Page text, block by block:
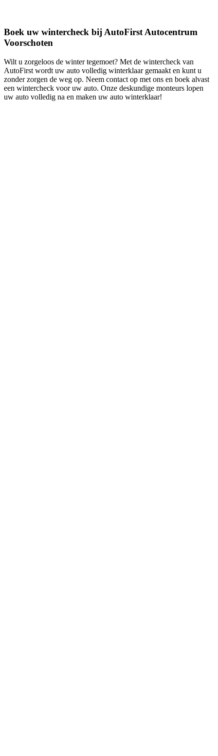
Boek uw wintercheck bij AutoFirst Autocentrum
Voorschoten
Wilt u zorgeloos de winter tegemoet? Met de wintercheck van
AutoFirst wordt uw auto volledig winterklaar gemaakt en kunt u
zonder zorgen de weg op. Neem contact op met ons en boek alvast
een wintercheck voor uw auto. Onze deskundige monteurs lopen
uw auto volledig na en maken uw auto winterklaar!